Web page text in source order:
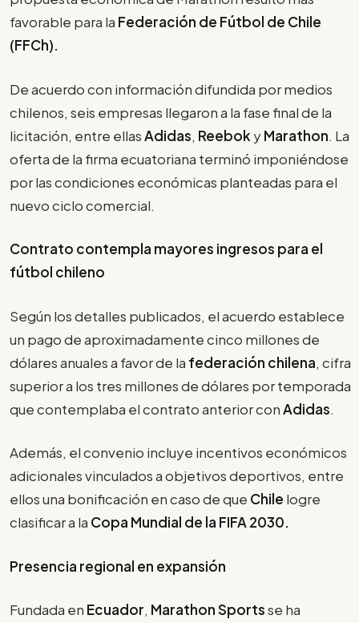
favorable para la Federación de Fútbol de Chile
(FFCh).
De acuerdo con información difundida por medios
chilenos, seis empresas llegaron a la fase final de la
licitación, entre ellasAdidas, Reebok yMarathon. La
oferta de la firma ecuatoriana terminó imponiéndose
por las condiciones económicas planteadas para el
nuevo ciclo comercial.
Contrato contempla mayores ingresos para el
fútbol chileno
Según los detalles publicados, el acuerdo establece
un pago de aproximadamente cinco millones de
dólares anuales a favor de la federación chilena, cifra
superior a los tres millones de dólares por temporada
que contemplaba el contrato anterior conAdidas.
Además, el convenio incluye incentivos económicos
adicionales vinculados a objetivos deportivos, entre
ellos una bonificación en caso de que Chile logre
clasificar a la Copa Mundial de la FIFA 2030.
Presencia regional en expansión
Fundada en Ecuador, Marathon Sportsse ha